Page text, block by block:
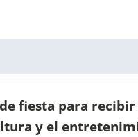
fiesta para
y el